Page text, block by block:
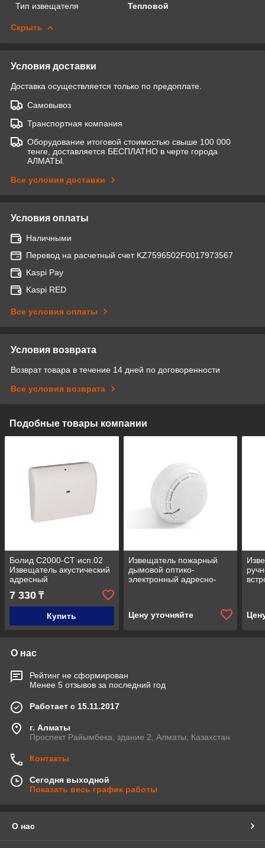
Тип извещателя
Тепловой
Скрыть
Условия доставки
Доставка осуществляется только по предоплате.
Самовывоз
Транспортная компания
Оборудование итоговой стоимостью свыше 100 000
тенге, доставляется БЕСПЛАТНО в черте города
АЛМАТЫ.
Все условия доставки
Условия оплаты
Наличными
Перевод на расчетный счет KZ7596502F0017973567
Kaspi Pay
Kaspi RED
Все условия оплаты
Условия возврата
Возврат товара в течение 14 дней по договоренности
Все условия возврата
Подобные товары компании
Болид С2000-СТ исп.02
Извещатель акустический
адресный
7 330 ₸
Купить
Извещатель пожарный
дымовой оптико-
электронный адресно-
Цену уточняйте
О нас
Рейтинг не сформирован
Менее 5 отзывов за последний год
Работает с 15.11.2017
г. Алматы
Проспект Райымбека, здание 2, Алматы, Казахстан
Контакты
Сегодня выходной
Показать весь график работы
О нас